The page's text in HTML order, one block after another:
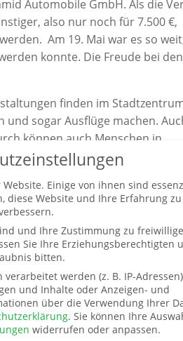
Automobile GmbH. Als die
also nur noch für 7.500 €,
Am 19. Mai war es so
konnte. Die Freude bei den
finden im
sogar Ausflüge machen.
können auch Menschen in
Spenden sind herzlich
in neu gegründeten
Einige von ihnen sind
diese Website und Ihre Erfahrung zu
und Ihre Zustimmung zu
Sie Ihre Erziehungsberechtigten
bitten.
werden (z. B. IP-
und Inhalte oder Anzeigen- und
über die Verwendung Ihrer
. Sie können Ihre
widerrufen oder anpassen.